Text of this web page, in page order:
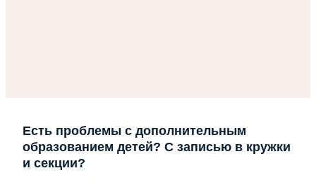
Есть проблемы с дополнительным
образованием детей? С записью в кружки
и секции?